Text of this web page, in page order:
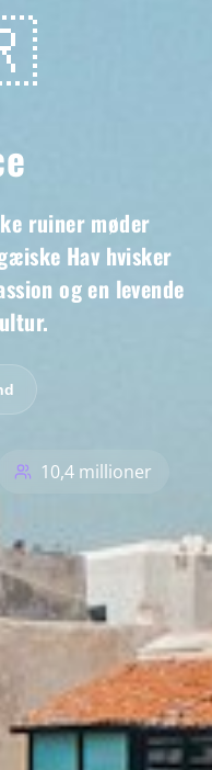
ruiner møder
Hav hvisker
og en levende
10,4 millioner